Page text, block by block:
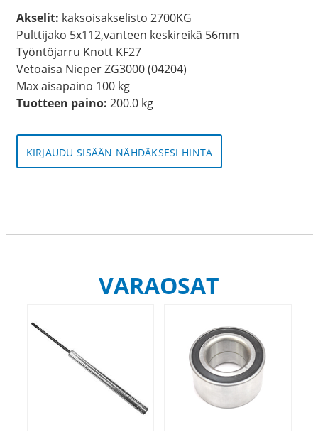
Akselit: kaksoisakselisto 2700KG
Pulttijako 5x112,vanteen keskireikä 56mm
Työntöjarru Knott KF27
Vetoaisa Nieper ZG3000 (04204)
Max aisapaino 100 kg
Tuotteen paino: 200.0 kg
KIRJAUDU SISÄÄN NÄHDÄKSESI HINTA
VARAOSAT